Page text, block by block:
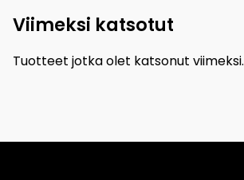
Viimeksi katsotut
Tuotteet jotka olet katsonut viimeksi.